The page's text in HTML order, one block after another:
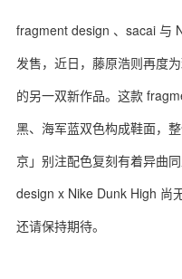
fragment design 、sacai 与
发售，近日，藤原浩则再度
的另一双新作品。这款
黑、海军蓝双色构成鞋面，
京」别注配色复刻有着异曲
design x Nike Dunk High 尚
还请保持期待。